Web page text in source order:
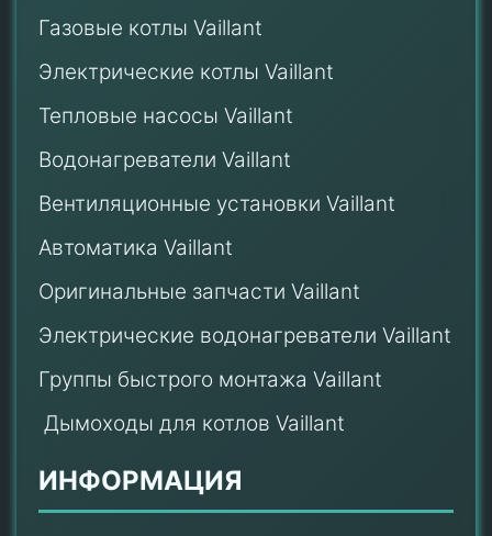
Газовые котлы Vaillant
Электрические котлы Vaillant
Тепловые насосы Vaillant
Водонагреватели Vaillant
Вентиляционные установки Vaillant
Автоматика Vaillant
Оригинальные запчасти Vaillant
Электрические водонагреватели Vaillant
Группы быстрого монтажа Vaillant
Дымоходы для котлов Vaillant
ИНФОРМАЦИЯ